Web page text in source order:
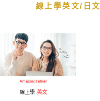
線上學英文/日文
線上學 英文